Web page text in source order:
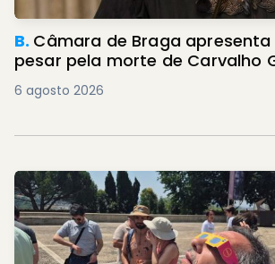
B. Câmara de Braga
pesar pela morte de Carvalho
6 agosto 2026